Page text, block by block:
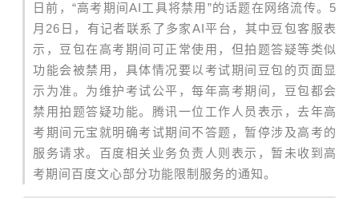
日前，“高考期间AI工具将禁用”的话题在网络流传。5
月26日，有记者联系了多家AI平台，其中豆包客服表
示，豆包在高考期间可正常使用，但拍题答疑等类似
功能会被禁用，具体情况要以考试期间豆包的页面显
示为准。为维护考试公平，每年高考期间，豆包都会
禁用拍题答疑功能。
腾讯一位工作人员表示，去年高
考期间元宝就明确考试期间不答题，暂停涉及高考的
服务请求。 百度相关业务负责人则表示，暂未收到高
考期间百度文心部分功能限制服务的通知。